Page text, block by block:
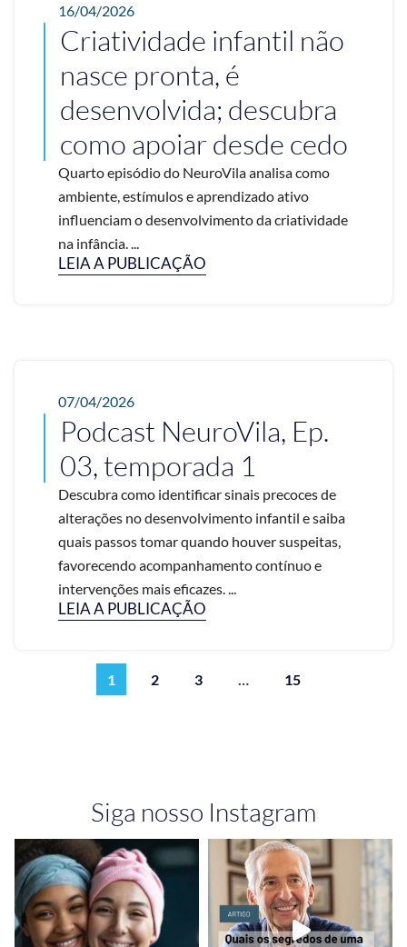
16/04/2026
Criatividade infantil não
nasce pronta, é
desenvolvida; descubra
como apoiar desde cedo
Quarto episódio do NeuroVila analisa como
ambiente, estímulos e aprendizado ativo
influenciam o desenvolvimento da criatividade
na infância. ...
LEIA A PUBLICAÇÃO
07/04/2026
Podcast NeuroVila, Ep.
03, temporada 1
Descubra como identificar sinais precoces de
alterações no desenvolvimento infantil e saiba
quais passos tomar quando houver suspeitas,
favorecendo acompanhamento contínuo e
intervenções mais eficazes. ...
LEIA A PUBLICAÇÃO
1 2 3 15
Siga nosso Instagram